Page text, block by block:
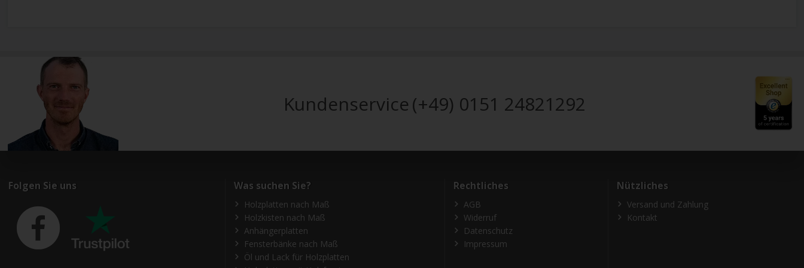
Kundenservice(+49) 0151 24821292
Folgen Sie uns Was suchen Sie?
Holzplatten nach Maß
Holzkisten nach Maß
Anhängerplatten
Fensterbänke nach Maß
Öl und Lack für Holzplatten
Rechtliches
AGB
Widerruf
Datenschutz
Impressum
Nützliches
Versand und Zahlung
Kontakt